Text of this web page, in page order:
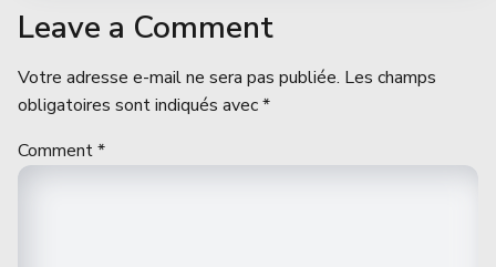
Leave a Comment
Votre adresse e-mail ne sera pas publiée. Les champs
obligatoires sont indiqués avec*
Comment*